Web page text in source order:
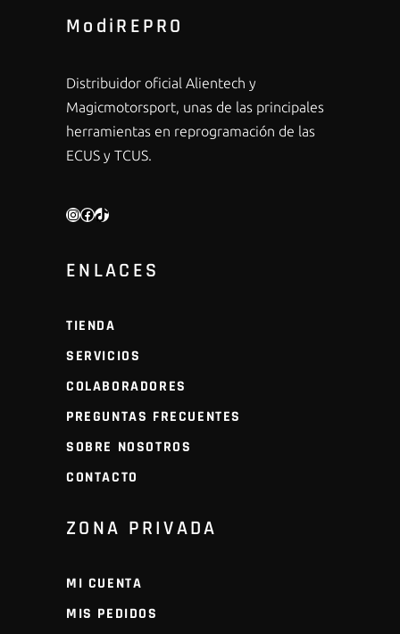
ModiREPRO
Distribuidor oficial Alientech y
Magicmotorsport, unas de las principales
herramientas en reprogramación de las
ECUS y TCUS.
INSTAGRAM
FACEBOOK
TIKTOK
ENLACES
TIENDA
SERVICIOS
COLABORADORES
PREGUNTAS FRECUENTES
SOBRE NOSOTROS
CONTACTO
ZONA PRIVADA
MI CUENTA
MIS PEDIDOS